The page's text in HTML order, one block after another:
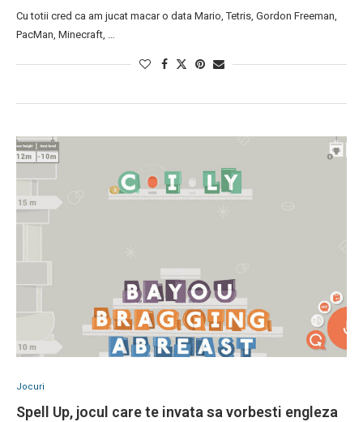
Cu totii cred ca am jucat macar o data Mario, Tetris, Gordon Freeman,
PacMan, Minecraft, …
Jocuri
Spell Up, jocul care te invata sa vorbesti engleza